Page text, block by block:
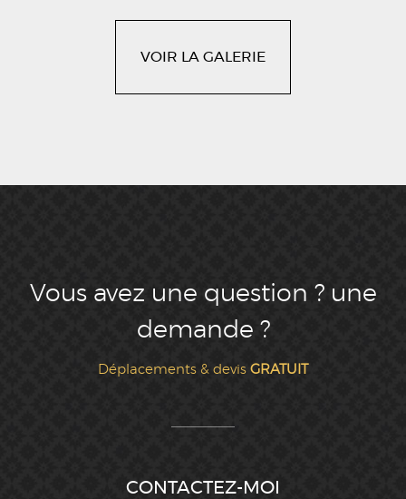
VOIR LA GALERIE
Vous avez une question ? une
demande ?
Déplacements & devis GRATUIT
CONTACTEZ-MOI